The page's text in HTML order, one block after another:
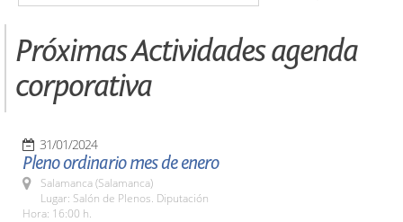
Próximas Actividades agenda
corporativa
31/01/2024
Pleno ordinario mes de enero
Salamanca (Salamanca)
Lugar: Salón de Plenos. Diputación
Hora: 16:00 h.